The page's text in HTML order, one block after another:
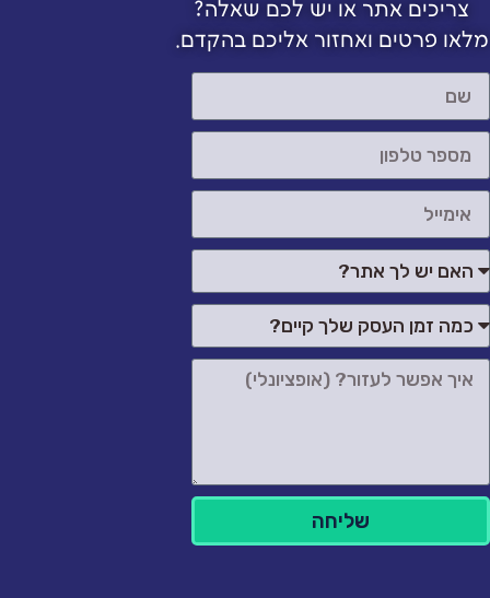
צריכים אתר או יש לכם שאלה?
מלאו פרטים ואחזור אליכם בהקדם.
שליחה